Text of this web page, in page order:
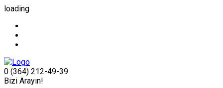
loading
0 (364) 212-49-39
Bizi Arayın!